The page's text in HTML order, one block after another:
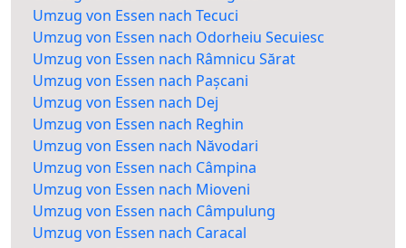
Umzug von Essen nach Tecuci
Umzug von Essen nach Odorheiu Secuiesc
Umzug von Essen nach Râmnicu Sărat
Umzug von Essen nach Pașcani
Umzug von Essen nach Dej
Umzug von Essen nach Reghin
Umzug von Essen nach Năvodari
Umzug von Essen nach Câmpina
Umzug von Essen nach Mioveni
Umzug von Essen nach Câmpulung
Umzug von Essen nach Caracal